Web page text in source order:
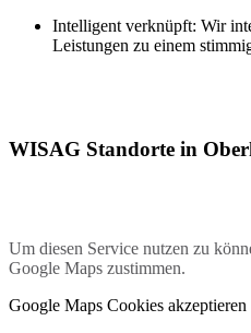
Intelligent verknüpft: Wir
Leistungen zu einem
WISAG Standorte in
Um diesen Service nutzen zu
Google Maps zustimmen.
Google Maps Cookies akzeptieren